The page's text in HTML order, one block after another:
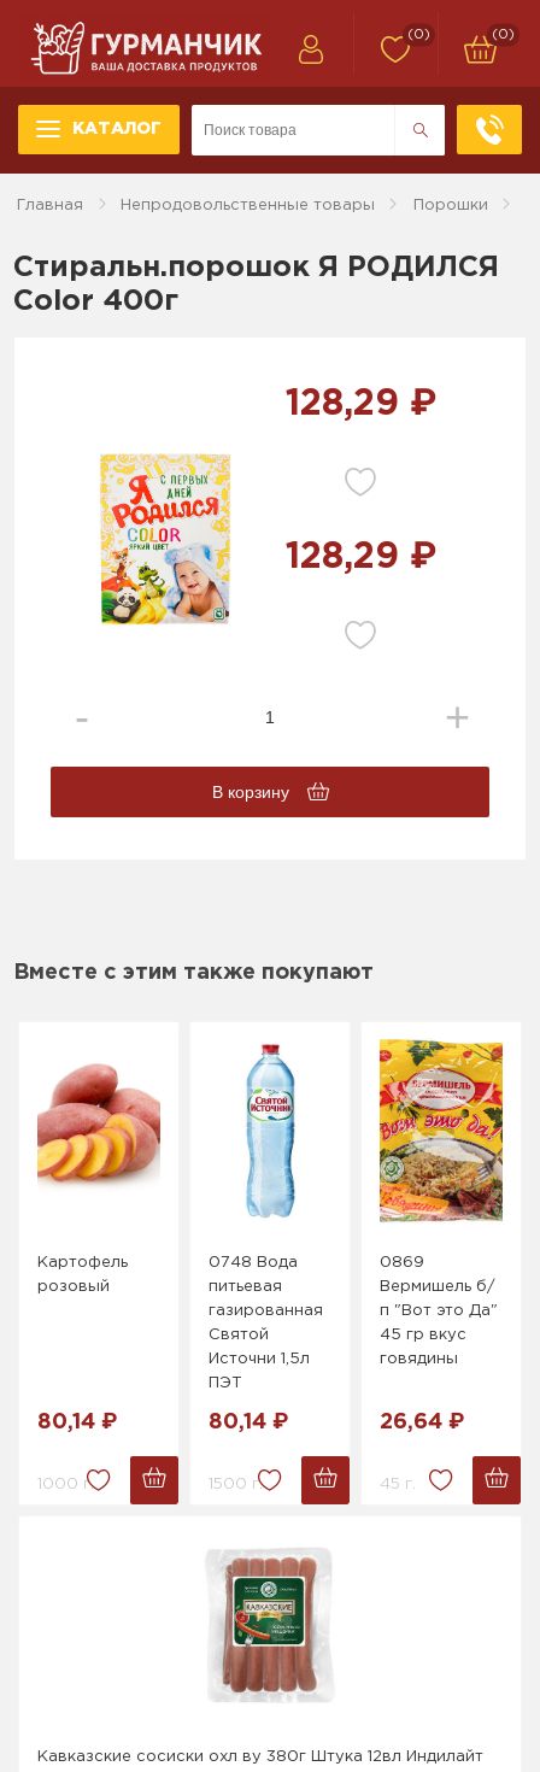
КАТАЛОГ
(0) (0)
Главная Непродовольственные товары Порошки
Стиральн.порошок Я РОДИЛСЯ
Color 400г
128,29 ₽
128,29 ₽
В корзину
Вместе с этим также покупают
Картофель
розовый
80,14 ₽
1000 г.
0748 Вода
питьевая
газированная
Святой
Источни 1,5л
ПЭТ
80,14 ₽
1500 г.
0869
Вермишель б/
п "Вот это Да"
45 гр вкус
говядины
26,64 ₽
45 г.
Кавказские сосиски охл ву 380г Штука 12вл Индилайт